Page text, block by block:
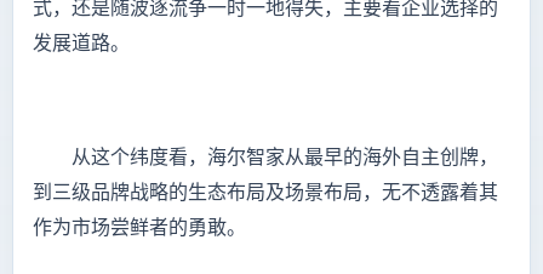
式，还是随波逐流争一时一地得失，主要看企业选择的
发展道路。
从这个纬度看，海尔智家从最早的海外自主创牌，
到三级品牌战略的生态布局及场景布局，无不透露着其
作为市场尝鲜者的勇敢。